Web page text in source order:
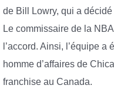
de Bill Lowry, qui a
Le commissaire de la
l’accord. Ainsi, l’équipe
homme d’affaires de
franchise au Canada.